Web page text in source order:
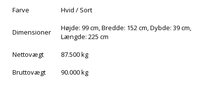
Farve
Hvid / Sort
Dimensioner
Højde: 99 cm, Bredde: 152 cm, Dybde: 39 cm,
Længde: 225 cm
Nettovægt
87.500 kg
Bruttovægt
90.000 kg